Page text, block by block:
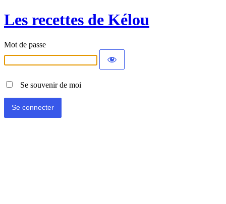
Les recettes de Kélou
Mot de passe
Se souvenir de moi